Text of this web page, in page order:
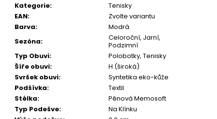
Kategorie:
Tenisky
EAN:
Zvolte variantu
Barva:
Modrá
Sezóna:
Celoroční, Jarní,
Podzimní
Typ Obuvi:
Polobotky, Tenisky
Šíře obuvi:
H (široká)
Svršek obuvi:
Syntetika eko-kůže
Podšívka:
Textil
Stélka:
Pěnová Memosoft
Typ Podešve:
Na Klínku